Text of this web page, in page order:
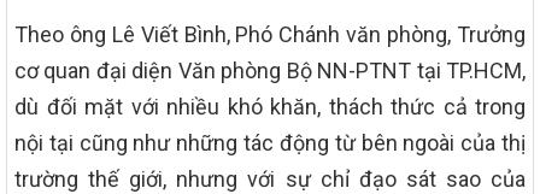
Theo ông Lê Viết Bình, Phó Chánh văn phòng, Trưởng
cơ quan đại diện Văn phòng Bộ NN-PTNT tại TP.HCM,
dù đối mặt với nhiều khó khăn, thách thức cả trong
nội tại cũng như những tác động từ bên ngoài của thị
trường thế giới, nhưng với sự chỉ đạo sát sao của